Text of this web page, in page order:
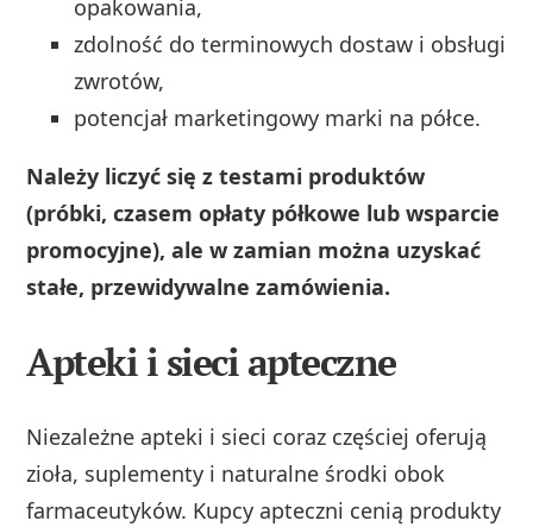
opakowania,
zdolność do terminowych dostaw i obsługi
zwrotów,
potencjał marketingowy marki na półce.
Należy liczyć się z testami produktów
(próbki, czasem opłaty półkowe lub wsparcie
promocyjne), ale w zamian można uzyskać
stałe, przewidywalne zamówienia.
Apteki i sieci apteczne
Niezależne apteki i sieci coraz częściej oferują
zioła, suplementy i naturalne środki obok
farmaceutyków. Kupcy apteczni cenią produkty